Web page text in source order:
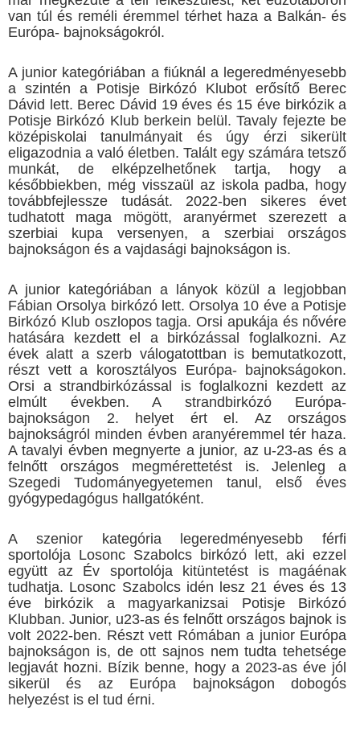
van túl és reméli éremmel térhet haza a Balkán- és
Európa- bajnokságokról.
A junior kategóriában a fiúknál a legeredményesebb
a szintén a Potisje Birkózó Klubot erősítő Berec
Dávid lett. Berec Dávid 19 éves és 15 éve birkózik a
Potisje Birkózó Klub berkein belül. Tavaly fejezte be
középiskolai tanulmányait és úgy érzi sikerült
eligazodnia a való életben. Talált egy számára tetsző
munkát, de elképzelhetőnek tartja, hogy a
későbbiekben, még visszaül az iskola padba, hogy
továbbfejlessze tudását. 2022-ben sikeres évet
tudhatott maga mögött, aranyérmet szerezett a
szerbiai kupa versenyen, a szerbiai országos
bajnokságon és a vajdasági bajnokságon is.
A junior kategóriában a lányok közül a legjobban
Fábian Orsolya birkózó lett. Orsolya 10 éve a Potisje
Birkózó Klub oszlopos tagja. Orsi apukája és nővére
hatására kezdett el a birkózással foglalkozni. Az
évek alatt a szerb válogatottban is bemutatkozott,
részt vett a korosztályos Európa- bajnokságokon.
Orsi a strandbirkózással is foglalkozni kezdett az
elmúlt években. A strandbirkózó Európa-
bajnokságon 2. helyet ért el. Az országos
bajnokságról minden évben aranyéremmel tér haza.
A tavalyi évben megnyerte a junior, az u-23-as és a
felnőtt országos megmérettetést is. Jelenleg a
Szegedi Tudományegyetemen tanul, első éves
gyógypedagógus hallgatóként.
A szenior kategória legeredményesebb férfi
sportolója Losonc Szabolcs birkózó lett, aki ezzel
együtt az Év sportolója kitüntetést is magáénak
tudhatja. Losonc Szabolcs idén lesz 21 éves és 13
éve birkózik a magyarkanizsai Potisje Birkózó
Klubban. Junior, u23-as és felnőtt országos bajnok is
volt 2022-ben. Részt vett Rómában a junior Európa
bajnokságon is, de ott sajnos nem tudta tehetsége
legjavát hozni. Bízik benne, hogy a 2023-as éve jól
sikerül és az Európa bajnokságon dobogós
helyezést is el tud érni.